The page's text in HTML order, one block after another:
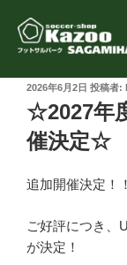
2026年6月2日 投稿者:
☆2027年
催決定☆
追加開催決定！！
ご好評につき、
が決定！